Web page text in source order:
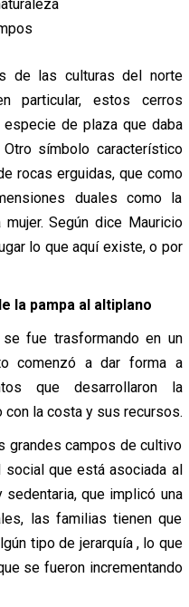
de las culturas del norte
particular, estos cerros
de plaza que daba
símbolo característico
rocas erguidas, que como
duales como la
Según dice Mauricio
lo que aquí existe, o por
la pampa al altiplano
fue trasformando en un
comenzó a dar forma a
que desarrollaron la
con la costa y sus recursos.
grandes campos de cultivo
social que está asociada al
sedentaria, que implicó una
las familias tienen que
tipo de jerarquía , lo que
se fueron incrementando